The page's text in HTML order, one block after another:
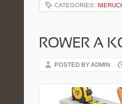
CATEGORIES:
ROWER A
POSTED BY ADMIN